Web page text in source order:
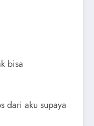
bisa
dari aku supaya